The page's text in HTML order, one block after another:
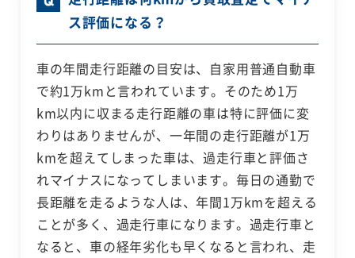
ス評価になる？
車の年間走行距離の目安は、自家用普通自動車
で約1万kmと言われています。そのため1万
km以内に収まる走行距離の車は特に評価に変
わりはありませんが、一年間の走行距離が1万
kmを超えてしまった車は、過走行車と評価さ
れマイナスになってしまいます。毎日の通勤で
長距離を走るような人は、年間1万kmを超える
ことが多く、過走行車になります。過走行車と
なると、車の経年劣化も早くなると言われ、走